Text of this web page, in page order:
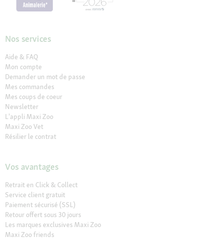
Nos services
Aide & FAQ
Mon compte
Demander un mot de passe
Mes commandes
Mes coups de coeur
Newsletter
L'appli Maxi Zoo
Maxi Zoo Vet
Résilier le contrat
Vos avantages
Retrait en Click & Collect
Service client gratuit
Paiement sécurisé (SSL)
Retour offert sous 30 jours
Les marques exclusives Maxi Zoo
Maxi Zoo friends